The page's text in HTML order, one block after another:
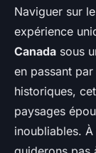
Inès•11 juillet
Naviguer sur le
expérience
Canada sous
en passant
historiques,
paysages
inoubliables.